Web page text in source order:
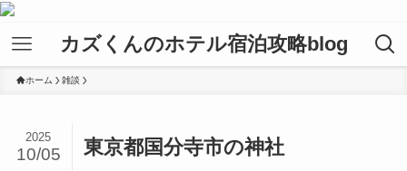
カズくんのホテル宿泊攻略blog
ホーム 雑談
東京都国分寺市の神社
2025
10/05